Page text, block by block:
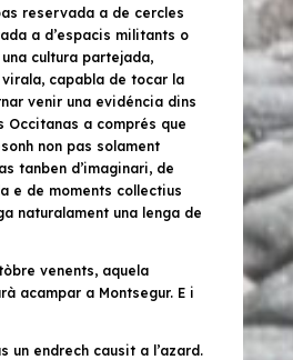
reservada a de cercles
a d’espacis militants o
cultura partejada,
capabla de tocar la
venir una evidéncia dins
Occitanas a comprés que
non pas solament
tanben d’imaginari, de
e de moments collectius
naturalament una lenga de
venents, aquela
acampar a Montsegur. E i
un endrech causit a l’azard.